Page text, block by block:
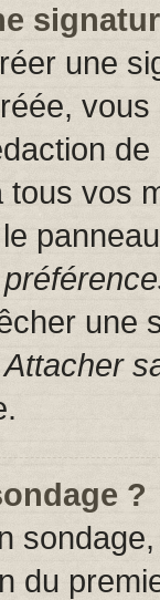
une
tous vos
une
Attacher
?
du